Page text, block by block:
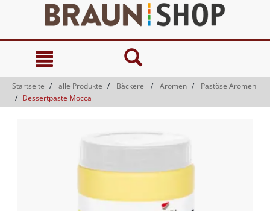
springen
Navigationsmenü
springen
Startseite alle Produkte Bäckerei Aromen
Pastöse Aromen
Dessertpaste Mocca